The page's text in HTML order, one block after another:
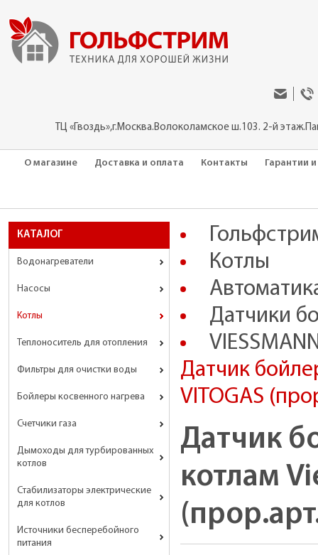
ТЦ «Гвоздь»,г.Москва.Волоколамское ш.103. 2-й
О магазине Доставка и оплата Контакты Гарантии
КАТАЛОГ
Водонагреватели
Насосы
Котлы
Теплоноситель для отопления
Фильтры для очистки воды
Бойлеры косвенного нагрева
Счетчики газа
Дымоходы для турбированных
котлов
Стабилизаторы электрические
для котлов
Источники бесперебойного
питания
Котлы
Датчики
Датчик
VITOGAS
Датчик
котлам